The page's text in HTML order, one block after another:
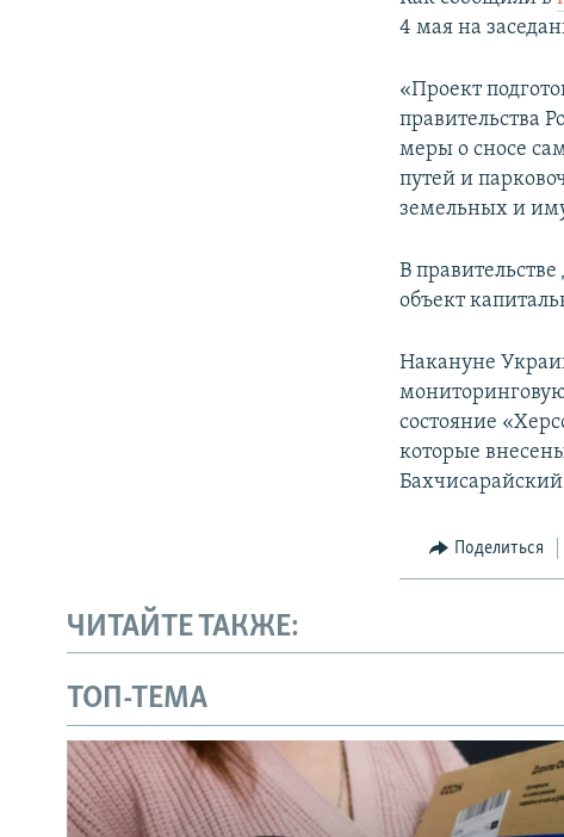
4 мая на
«Проект
правительства
меры о сносе
путей и
земельных и
В
объект
Накануне
состояние
которые
Поделиться
ЧИТАЙТЕ ТАКЖЕ:
ТОП-ТЕМА